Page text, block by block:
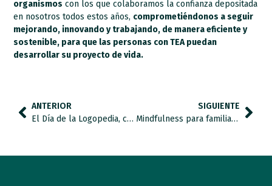
organismos con los que colaboramos la confianza depositada
en nosotros todos estos años, comprometiéndonos a seguir
mejorando, innovando y trabajando, de manera eficiente y
sostenible, para que las personas con TEA puedan
desarrollar su proyecto de vida.
ANTERIOR
El Día de la Logopedia, charlamos con Elisa Palacios, logopeda de Autismo Huelva “Ánsares”.
SIGUIENTE
Mindfulness para familias de personas con autismo: apoyando a los apoyos